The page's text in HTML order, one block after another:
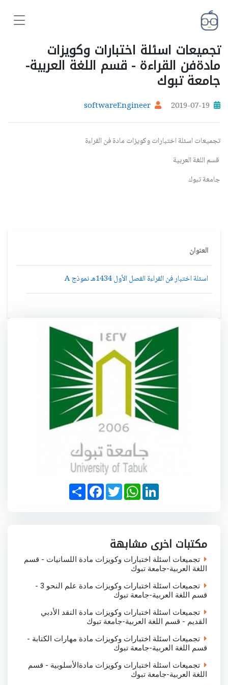
تجميعات اسئلة اختبارات وكويزات
مادةفن القراءة - قسم اللغة العربية-
جامعة تبوك
2019-07-19
softwareEngineer
تجميعات اسئلة اختبارات وكويزات مادة فن القراءة
قسم اللغة العربية
جامعة تبوك
العنوان
اسئلة اختبار فن القراءة الفصل الأول 1434هـ نموذج A
S
h
a
F
a
c
T
w
i
W
h
a
p
p
L
i
n
n
مكتبات اخرى مشابهة
تجميعات اسئلة اختبارات وكويزات مادة اللسانيات - قسم
اللغة العربية-جامعة تبوك
تجميعات اسئلة اختبارات وكويزات مادة علم النحو 3 -
قسم اللغة العربية-جامعة تبوك
تجميعات اسئلة اختبارات وكويزات مادة النقد الأدبي
القديم - قسم اللغة العربية-جامعة تبوك
تجميعات اسئلة اختبارات وكويزات مادة مهارات الكتابة -
قسم اللغة العربية-جامعة تبوك
تجميعات اسئلة اختبارات وكويزات مادةالأسلوبية - قسم
اللغة العربية-جامعة تبوك